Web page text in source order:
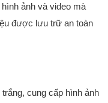
ảnh và video mà
được lưu trữ an toàn
cung cấp hình ảnh